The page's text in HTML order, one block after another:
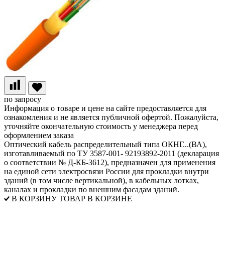
по запросу
Информация о товаре и цене на сайте предоставляется для
ознакомления и не является публичной офертой. Пожалуйста,
уточняйте окончательную стоимость у менеджера перед
оформлением заказа
Оптический кабель распределительный типа ОКНГ...(ВА),
изготавливаемый по ТУ 3587-001- 92193892-2011 (декларация
о соответствии № Д-КБ-3612), предназначен для применения
на единой сети электросвязи России для прокладки внутри
зданий (в том числе вертикальной), в кабельных лотках,
каналах и прокладки по внешним фасадам зданий.
В КОРЗИНУ ТОВАР В КОРЗИНЕ